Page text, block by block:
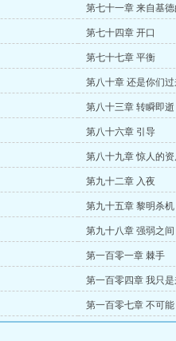
第七十一章 来自基
第七十四章 开口
第七十七章 平衡
第八十章 还是你们
第八十三章 转瞬即逝
第八十六章 引导
第八十九章 惊人的资
第九十二章 入夜
第九十五章 黎明杀机
第九十八章 强弱之间
第一百零一章 棘手
第一百零四章 我只
第一百零七章 不可